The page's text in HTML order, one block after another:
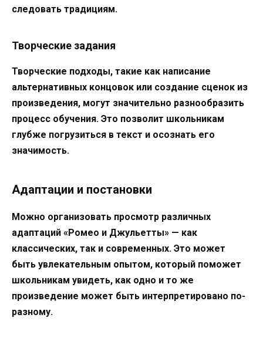
следовать традициям.
Творческие задания
Творческие подходы, такие как написание
альтернативных концовок или создание сценок из
произведения, могут значительно разнообразить
процесс обучения. Это позволит школьникам
глубже погрузиться в текст и осознать его
значимость.
Адаптации и постановки
Можно организовать просмотр различных
адаптаций «Ромео и Джульетты» — как
классических, так и современных. Это может
быть увлекательным опытом, который поможет
школьникам увидеть, как одно и то же
произведение может быть интерпретировано по-
разному.